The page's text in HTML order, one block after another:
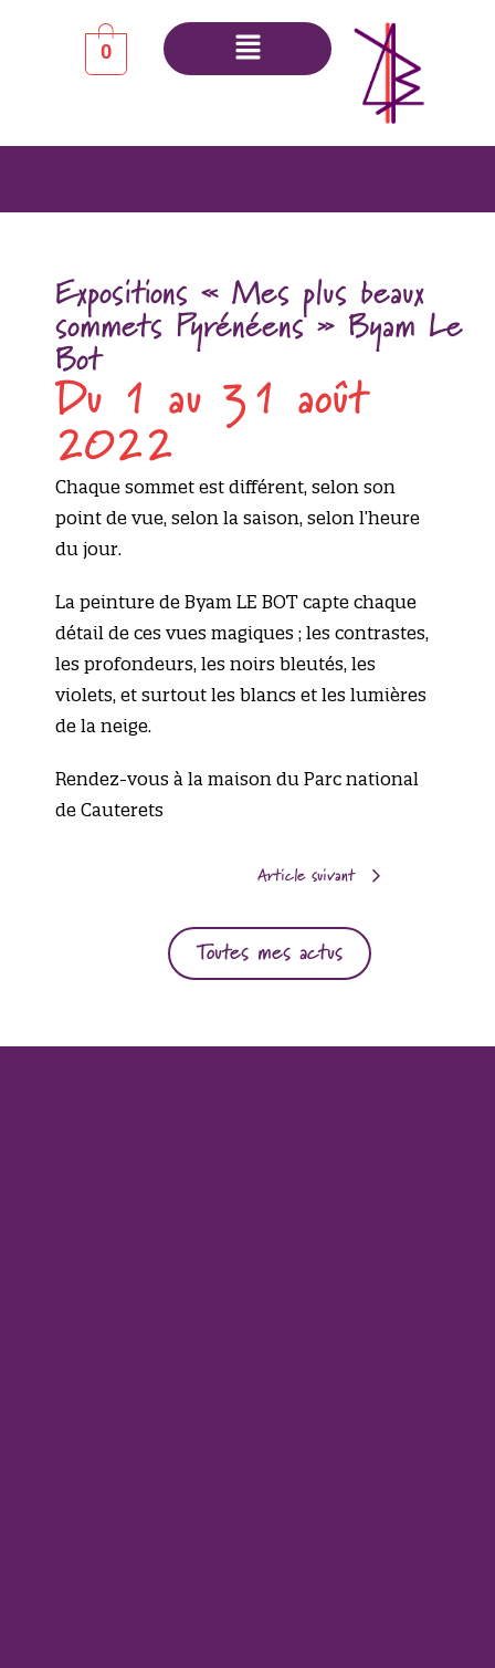
0
Expositions « Mes plus beaux
sommets Pyrénéens » Byam Le
Bot
Du 1 au 31 août
2022
Chaque sommet est différent, selon son
point de vue, selon la saison, selon l’heure
du jour.
La peinture de Byam LE BOT capte chaque
détail de ces vues magiques ; les contrastes,
les profondeurs, les noirs bleutés, les
violets, et surtout les blancs et les lumières
de la neige.
Rendez-vous à la maison du Parc national
de Cauterets
Article suivant
Toutes mes actus